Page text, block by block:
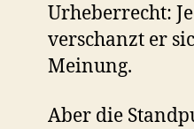
Urheberrecht:
verschanzt er
Meinung.
Aber die